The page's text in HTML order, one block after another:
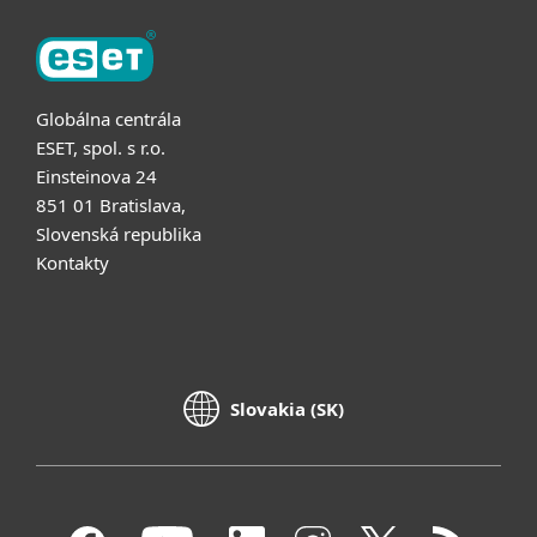
Globálna centrála
ESET, spol. s r.o.
Einsteinova 24
851 01 Bratislava,
Slovenská republika
Kontakty
Slovakia (SK)